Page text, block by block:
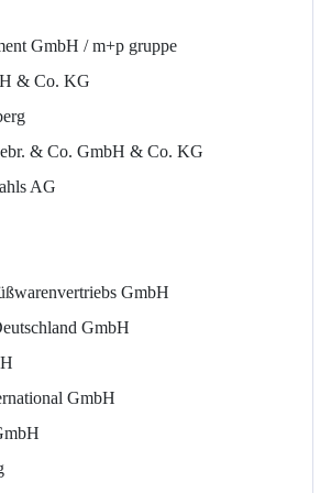
GmbH / m+p gruppe
& Co. KG
& Co. GmbH & Co. KG
AG
GmbH
GmbH
GmbH